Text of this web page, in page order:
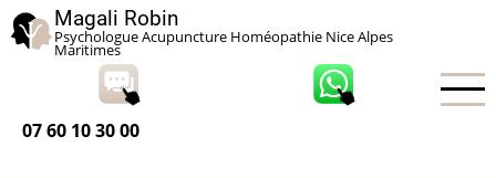
Aller
au
Magali Robin
Psychologue Acupuncture Homéopathie Nice Alpes
Maritimes
07 60 10 30 00